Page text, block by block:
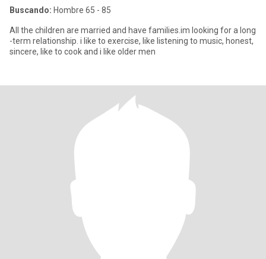
Buscando: Hombre 65 - 85
All the children are married and have families.im looking for a long
-term relationship. i like to exercise, like listening to music, honest,
sincere, like to cook and i like older men